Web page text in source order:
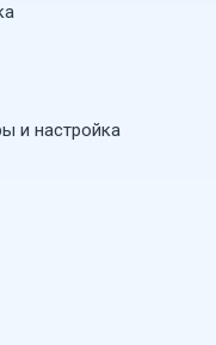
и настройка